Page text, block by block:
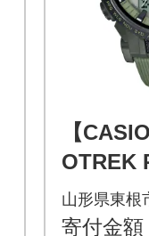
【
OTREK
JF 山形
1-136
山形県東根
寄付金額